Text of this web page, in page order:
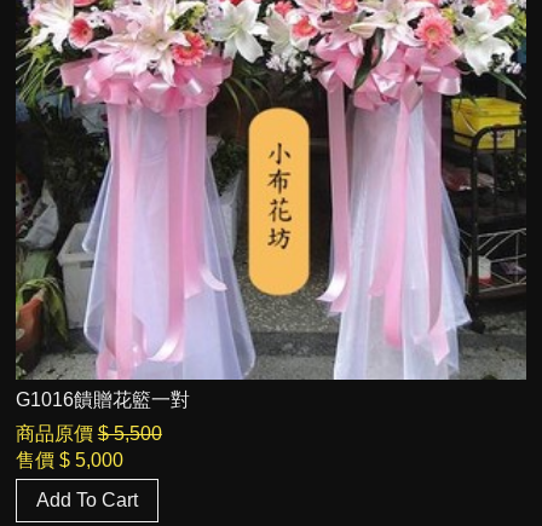
G1016饋贈花籃一對
商品原價 $ 5,500
售價 $ 5,000
Add To Cart